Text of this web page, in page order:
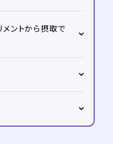
ントから摂取で